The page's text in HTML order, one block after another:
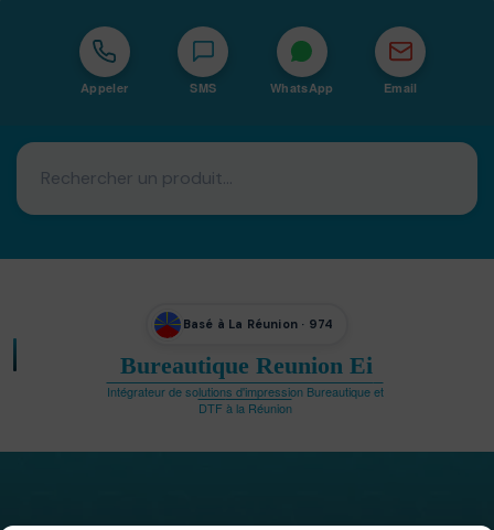
Appeler SMS WhatsApp Email
Basé à La Réunion · 974
Bureautique Reunion Ei
Intégrateur de solutions d'impression Bureautique et
DTF à la Réunion